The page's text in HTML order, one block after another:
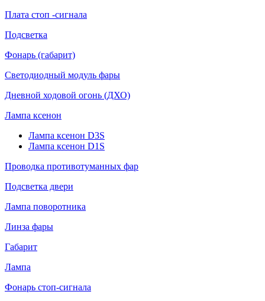
Плата стоп -сигнала
Подсветка
Фонарь (габарит)
Светодиодный модуль фары
Дневной ходовой огонь (ДХО)
Лампа ксенон
Лампа ксенон D3S
Лампа ксенон D1S
Проводка противотуманных фар
Подсветка двери
Лампа поворотника
Линза фары
Габарит
Лампа
Фонарь стоп-сигнала